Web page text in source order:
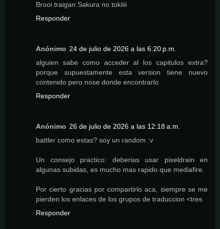
Brooi traigan Sakura no tokiiii
Responder
Anónimo 24 de julio de 2026 a las 6:20 p.m.
alguien sabe como acceder al los capitulos extra?
porque supuestamente esta version tiene nuevo
contenido pero nose donde encontrarlo
Responder
Anónimo 26 de julio de 2026 a las 12:18 a.m.
battler como estas? soy un random :v
Un consejo practico: deberias usar pixeldrain en
algunas subidas, es mucho mas rapido que mediafire.
Por cierto gracias por compartirlo aca, siempre se me
pierden los enlaces de los grupos de traduccion <tres
Responder